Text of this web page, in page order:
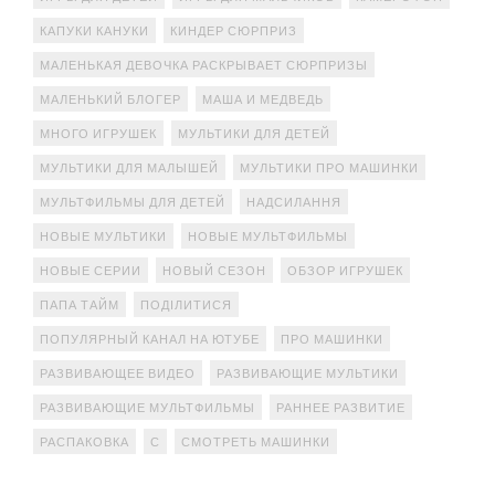
КАПУКИ КАНУКИ КИНДЕР СЮРПРИЗ
МАЛЕНЬКАЯ ДЕВОЧКА РАСКРЫВАЕТ СЮРПРИЗЫ
МАЛЕНЬКИЙ БЛОГЕР МАША И МЕДВЕДЬ
МНОГО ИГРУШЕК МУЛЬТИКИ ДЛЯ ДЕТЕЙ
МУЛЬТИКИ ДЛЯ МАЛЫШЕЙ МУЛЬТИКИ ПРО МАШИНКИ
МУЛЬТФИЛЬМЫ ДЛЯ ДЕТЕЙ НАДСИЛАННЯ
НОВЫЕ МУЛЬТИКИ НОВЫЕ МУЛЬТФИЛЬМЫ
НОВЫЕ СЕРИИ НОВЫЙ СЕЗОН ОБЗОР ИГРУШЕК
ПАПА ТАЙМ ПОДІЛИТИСЯ
ПОПУЛЯРНЫЙ КАНАЛ НА ЮТУБЕ ПРО МАШИНКИ
РАЗВИВАЮЩЕЕ ВИДЕО РАЗВИВАЮЩИЕ МУЛЬТИКИ
РАЗВИВАЮЩИЕ МУЛЬТФИЛЬМЫ РАННЕЕ РАЗВИТИЕ
РАСПАКОВКА С СМОТРЕТЬ МАШИНКИ